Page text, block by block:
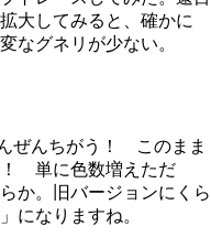
大してみると、確かに
なグネリが少ない。
ぜんちがう！ このまま
！ 単に色数増えただ
か。旧バージョンにくら
になりますね。